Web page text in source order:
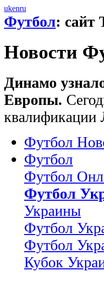
ukenru
Футбол: сайт
Новости
Динамо
Европы.
квалификации
Футбол
Футбол
Футбол
Футбол
Украины
Футбол
Футбол
Кубок